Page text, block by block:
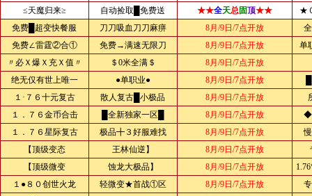
≤天魔归来≥
自动捡取█免费送 ★★全天总固顶★★
★
免费█超变快餐服
刀刀吸血刀刀麻痹 8月/9日/7点开放
免费∠雷霆②合①
免费→满速无限刀 8月/9日/7点开放
单
〃必Ｘ爆Ｘ充Ｘ值〃
＄0米全满＄
8月/9日/7点开放
绝无仅有世上唯一
●单职业● 8月/9日/7点开放
１·７６十元复古
散人复古█小极品 8月/9日/7点开放
１．７６金币合击
█全新独家一区█ 8月/9日/7点开放
◆
１．７６星际复古
极品╋３好服难找 8月/9日/7点开放
【顶级变态
王林仙逆】 8月/9日/7点开放
【顶级微变
蚀龙大极品】 8月/9日/7点开放
１●８０创世火龙
轻微变★首战①区 8月/9日/7点开放